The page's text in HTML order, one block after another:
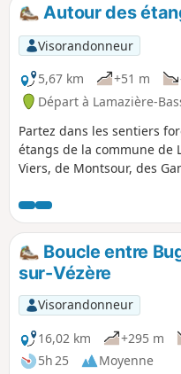
Autour des
Visorandonneur
5,67 km
+51 m
Départ à Lamazière-
Partez dans les sentiers
étangs de la commune de
Viers, de Montsour, des
Boucle entre
sur-Vézère
Visorandonneur
16,02 km
+295 m
5h 25
Moyenne